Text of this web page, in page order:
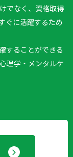
でなく、資格取得
ぐに活躍するため
することができる
理学・メンタルケ